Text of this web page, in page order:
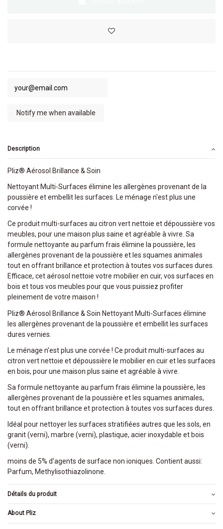
Description
Pliz® Aérosol Brillance & Soin
Nettoyant Multi-Surfaces élimine les allergènes provenant de la
poussière et embellit les surfaces. Le ménage n'est plus une
corvée !
Ce produit multi-surfaces au citron vert nettoie et dépoussière vos
meubles, pour une maison plus saine et agréable à vivre. Sa
formule nettoyante au parfum frais élimine la poussière, les
allergènes provenant de la poussière et les squames animales
tout en offrant brillance et protection à toutes vos surfaces dures.
Efficace, cet aérosol nettoie votre mobilier en cuir, vos surfaces en
bois et tous vos meubles pour que vous puissiez profiter
pleinement de votre maison !
Pliz® Aérosol Brillance & Soin Nettoyant Multi-Surfaces élimine
les allergènes provenant de la poussière et embellit les surfaces
dures vernies.
Le ménage n’est plus une corvée ! Ce produit multi-surfaces au
citron vert nettoie et dépoussière le mobilier en cuir et les surfaces
en bois, pour une maison plus saine et agréable à vivre.
Sa formule nettoyante au parfum frais élimine la poussière, les
allergènes provenant de la poussière et les squames animales,
tout en offrant brillance et protection à toutes vos surfaces dures.
Idéal pour nettoyer les surfaces stratifiées autres que les sols, en
granit (verni), marbre (verni), plastique, acier inoxydable et bois
(verni).
moins de 5% d'agents de surface non ioniques. Contient aussi:
Parfum, Methylisothiazolinone.
Détails du produit
About Pliz